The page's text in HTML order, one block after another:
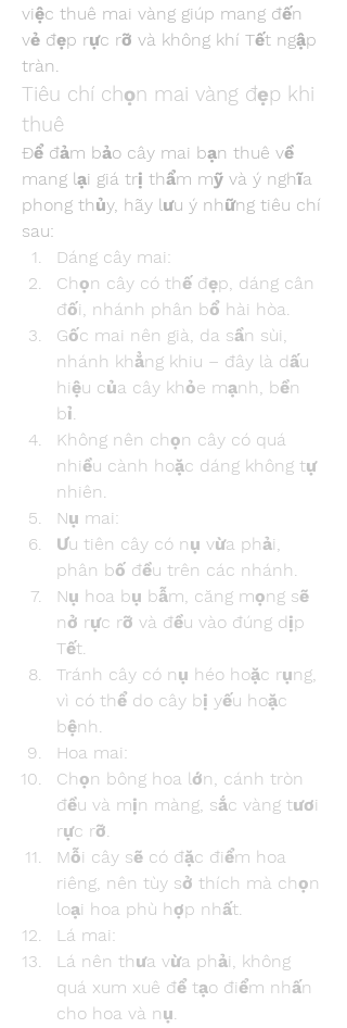
việc thuê mai vàng giúp mang đến
vẻ đẹp rực rỡ và không khí Tết ngập
tràn.
Tiêu chí chọn mai vàng đẹp khi
thuê
Để đảm bảo cây mai bạn thuê về
mang lại giá trị thẩm mỹ và ý nghĩa
phong thủy, hãy lưu ý những tiêu chí
sau:
Dáng cây mai:
Chọn cây có thế đẹp, dáng cân
đối, nhánh phân bổ hài hòa.
Gốc mai nên già, da sần sùi,
nhánh khẳng khiu – đây là dấu
hiệu của cây khỏe mạnh, bền
bỉ.
Không nên chọn cây có quá
nhiều cành hoặc dáng không tự
nhiên.
Nụ mai:
Ưu tiên cây có nụ vừa phải,
phân bố đều trên các nhánh.
Nụ hoa bụ bẫm, căng mọng sẽ
nở rực rỡ và đều vào đúng dịp
Tết.
Tránh cây có nụ héo hoặc rụng,
vì có thể do cây bị yếu hoặc
bệnh.
Hoa mai:
Chọn bông hoa lớn, cánh tròn
đều và mịn màng, sắc vàng tươi
rực rỡ.
Mỗi cây sẽ có đặc điểm hoa
riêng, nên tùy sở thích mà chọn
loại hoa phù hợp nhất.
Lá mai:
Lá nên thưa vừa phải, không
quá xum xuê để tạo điểm nhấn
cho hoa và nụ.